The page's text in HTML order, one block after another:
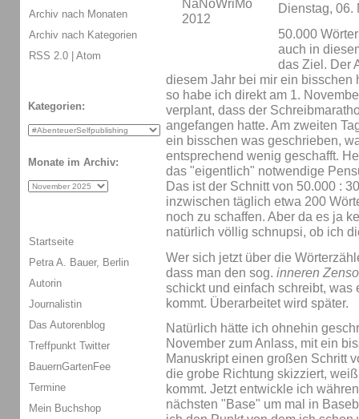
Dienstag, 06.
50.000
auch in
das Ziel. Der
diesem Jahr bei mir ein bisschen
so habe ich direkt am 1.
verplant, dass der
angefangen hatte. Am zweiten
ein bisschen was geschrieben,
entsprechend wenig geschafft.
das "eigentlich" notwendige
Das ist der Schnitt von 50.000 :
inzwischen täglich etwa 200
noch zu schaffen. Aber da es ja
natürlich völlig schnupsi, ob ich
Wer sich jetzt über die
dass man den sog. inneren
schickt und einfach schreibt, was
kommt. Überarbeitet wird später.
Natürlich hätte ich ohnehin
November zum Anlass, mit ein
Manuskript einen großen Schritt
die grobe Richtung skizziert,
kommt. Jetzt entwickle ich
nächsten "Base" um mal in
Archiv nach Monaten
Archiv nach Kategorien
RSS 2.0 | Atom
Kategorien:
Monate im Archiv:
Startseite
Petra A. Bauer, Berlin
Autorin
Journalistin
Das Autorenblog
Treffpunkt Twitter
BauernGartenFee
Termine
Mein Buchshop